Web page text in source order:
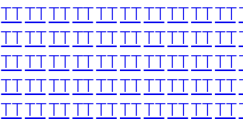
TTTTTTTTTTTTTTTTTTTT
TTTTTTTTTTTTTTTTTTTT
TTTTTTTTTTTTTTTTTTTT
TTTTTTTTTTTTTTTTTTTT
TTTTTTTTTTTTTTTTTTTT